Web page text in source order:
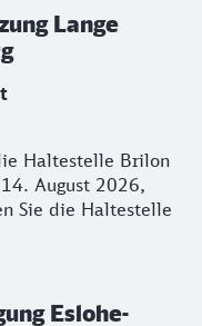
Lange
Haltestelle Brilon
August 2026,
Sie die Haltestelle
Eslohe-